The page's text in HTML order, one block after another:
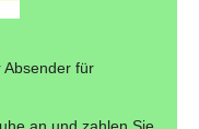
Absender für
an und zahlen Sie